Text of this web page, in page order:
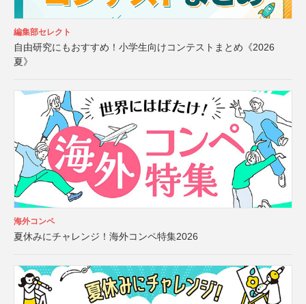
編集部セレクト
自由研究にもおすすめ！小学生向けコンテストまとめ《2026
夏》
海外コンペ
夏休みにチャレンジ！海外コンペ特集2026